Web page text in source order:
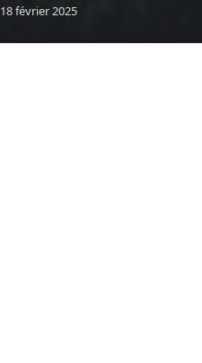
18 février 2025